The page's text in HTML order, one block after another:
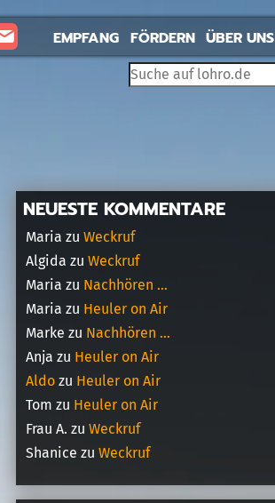
EMPFANG FÖRDERN ÜBER UNS
NEUESTE KOMMENTARE
Maria zu Weckruf
Algida zu Weckruf
Maria zu Nachhören …
Maria zu Heuler on Air
Marke zu Nachhören …
Anja zu Heuler on Air
Aldo zu Heuler on Air
Tom zu Heuler on Air
Frau A. zu Weckruf
Shanice zu Weckruf